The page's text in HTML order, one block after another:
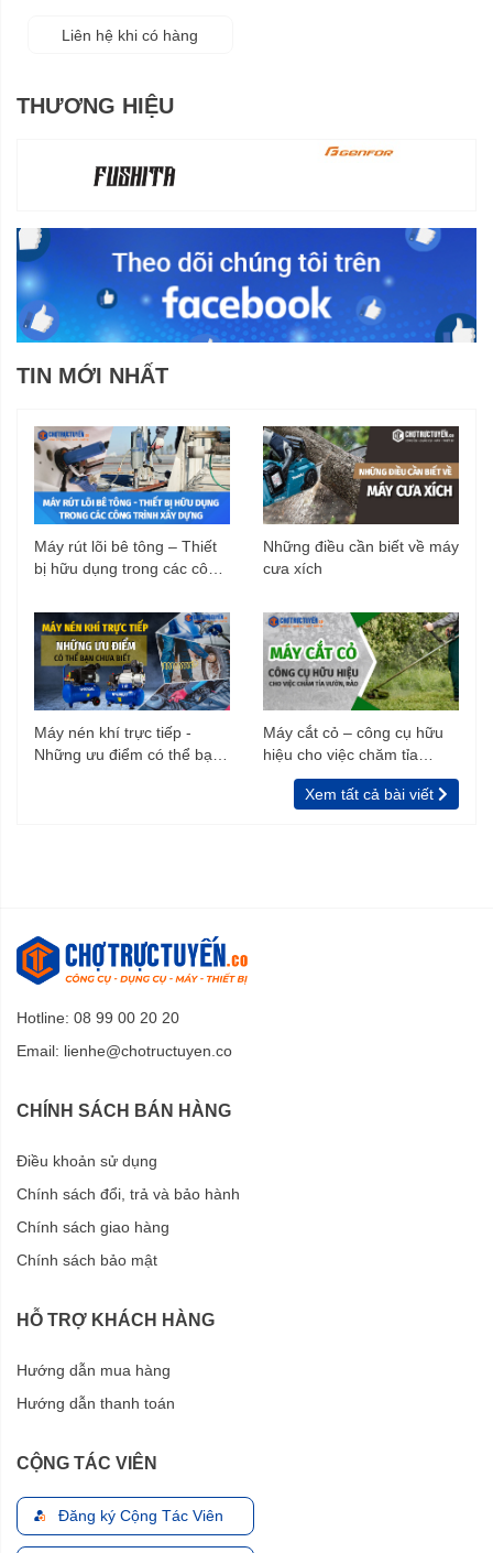
Liên hệ khi có hàng
THƯƠNG HIỆU
TIN MỚI NHẤT
Máy rút lõi bê tông – Thiết
bị hữu dụng trong các công
Những điều cần biết về máy
cưa xích
Máy nén khí trực tiếp -
Những ưu điểm có thể bạn
Máy cắt cỏ – công cụ hữu
hiệu cho việc chăm tỉa
vườn, rào
Xem tất cả bài viết
Hotline: 08 99 00 20 20
Email: lienhe@chotructuyen.co
CHÍNH SÁCH BÁN HÀNG
Điều khoản sử dụng
Chính sách đổi, trả và bảo hành
Chính sách giao hàng
Chính sách bảo mật
HỖ TRỢ KHÁCH HÀNG
Hướng dẫn mua hàng
Hướng dẫn thanh toán
CỘNG TÁC VIÊN
Đăng ký Cộng Tác Viên